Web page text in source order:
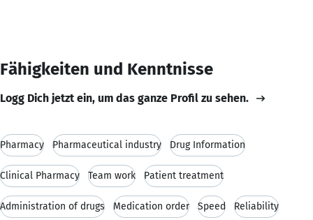
Fähigkeiten und Kenntnisse
Logg Dich jetzt ein, um das ganze Profil zu sehen.
Pharmacy Pharmaceutical industry Drug Information
Clinical Pharmacy Team work Patient treatment
Administration of drugs Medication order Speed Reliability